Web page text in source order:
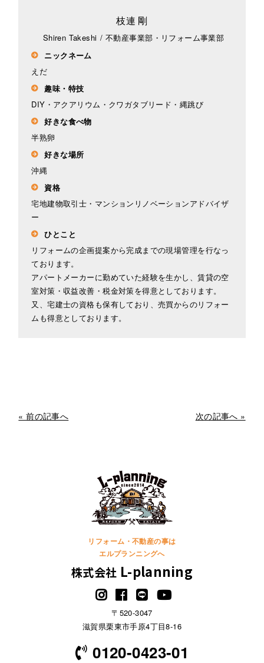
枝連 剛
Shiren Takeshi / 不動産事業部・リフォーム事業部
ニックネーム
えだ
趣味・特技
DIY・アクアリウム・クワガタブリード・縄跳び
好きな食べ物
半熟卵
好きな場所
沖縄
資格
宅地建物取引士・マンションリノベーションアドバイザ
ー
ひとこと
リフォームの企画提案から完成までの現場管理を行なっ
ております。
アパートメーカーに勤めていた経験を生かし、賃貸の空
室対策・収益改善・税金対策を得意としております。
又、宅建士の資格も保有しており、売買からのリフォー
ムも得意としております。
« 前の記事へ 次の記事へ »
リフォーム・不動産の事は
エルプランニングへ
株式会社 L-planning
〒520-3047
滋賀県栗東市手原4丁目8-16
0120-0423-01